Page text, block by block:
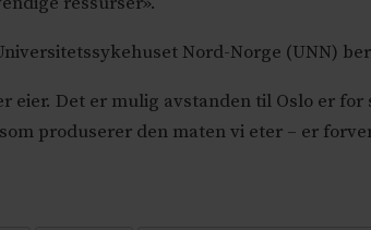
Nord-Norge (UNN)
eier. Det er mulig avstanden til Oslo er
produserer den maten vi eter – er